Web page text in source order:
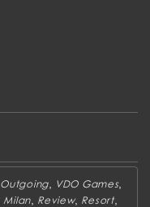
Outgoing, VDO Games,
Milan Review, Resort,